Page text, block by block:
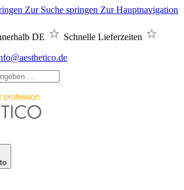
Zur Suche springen Zur Hauptnavigation
DE
Schnelle Lieferzeiten